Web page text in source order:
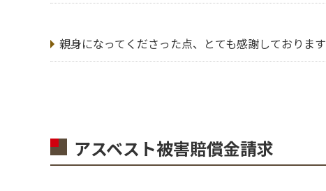
親身になってくださった点、とても感謝しております
アスベスト被害賠償金請求